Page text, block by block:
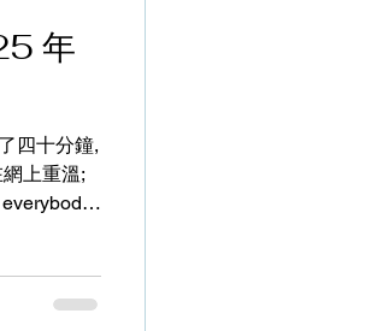
工同事,
街坊不
又或批
於搖擺
種種經歷
年
四十分鐘,
上重溫;
的(doing),